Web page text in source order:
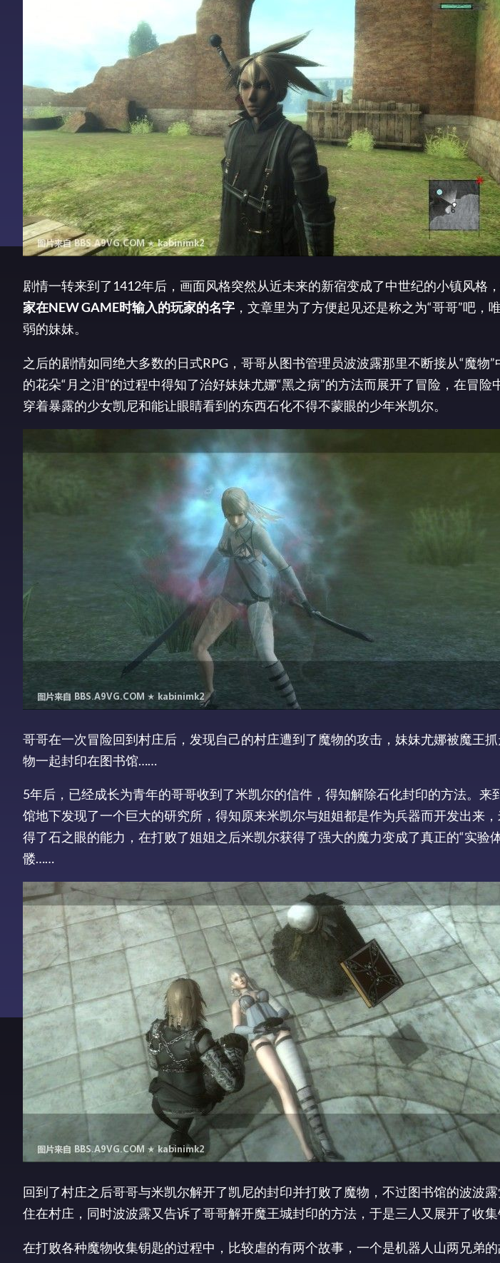
剧情一转来到了1412年后，画面风格突然从近未来的新宿变成了中世纪的小镇风格，
家在NEW GAME时输入的玩家的名字 ，文章里为了方便起见还是称之为“哥哥”吧
弱的妹妹。
之后的剧情如同绝大多数的日式RPG，哥哥从图书管理员波波露那里不断接从“魔物
的花朵“月之泪”的过程中得知了治好妹妹尤娜“黑之病”的方法而展开了冒险，在冒险
穿着暴露的少女凯尼和能让眼睛看到的东西石化不得不蒙眼的少年米凯尔。
哥哥在一次冒险回到村庄后，发现自己的村庄遭到了魔物的攻击，妹妹尤娜被魔王
物一起封印在图书馆……
5年后，已经成长为青年的哥哥收到了米凯尔的信件，得知解除石化封印的方法。来
馆地下发现了一个巨大的研究所，得知原来米凯尔与姐姐都是作为兵器而开发出来
得了石之眼的能力，在打败了姐姐之后米凯尔获得了强大的魔力变成了真正的“实验
髅……
回到了村庄之后哥哥与米凯尔解开了凯尼的封印并打败了魔物，不过图书馆的波波
住在村庄，同时波波露又告诉了哥哥解开魔王城封印的方法，于是三人又展开了收集
在打败各种魔物收集钥匙的过程中，比较虐的有两个故事，一个是机器人山两兄弟